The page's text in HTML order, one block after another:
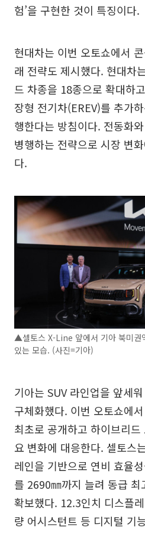
험’을 구현한 것이 특징이다.
현대차는 이번 오토쇼에서
래 전략도 제시했다. 현대차
드 차종을 18종으로 확대하
장형 전기차(EREV)를 추가
행한다는 방침이다. 전동화
병행하는 전략으로 시장 변
다.
▲셀토스 X-Line 앞에서 기아 북미권
있는 모습. (사진=기아)
기아는 SUV 라인업을 앞세
구체화했다. 이번 오토쇼에
최초로 공개하고 하이브리
요 변화에 대응한다. 셀토스
레인을 기반으로 연비 효율
를 2690㎜까지 늘려 동급 최
확보했다. 12.3인치 디스플
량 어시스턴트 등 디지털 기